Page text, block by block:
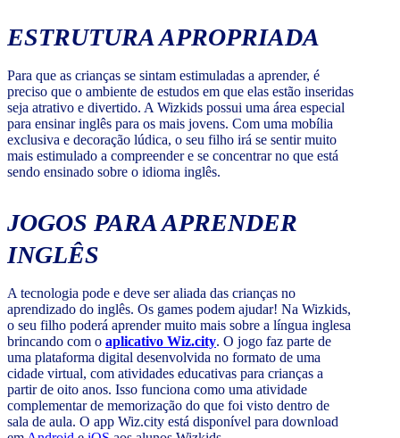
ESTRUTURA APROPRIADA
Para que as crianças se sintam estimuladas a aprender, é
preciso que o ambiente de estudos em que elas estão inseridas
seja atrativo e divertido. A Wizkids possui uma área especial
para ensinar inglês para os mais jovens. Com uma mobília
exclusiva e decoração lúdica, o seu filho irá se sentir muito
mais estimulado a compreender e se concentrar no que está
sendo ensinado sobre o idioma inglês.
JOGOS PARA APRENDER
INGLÊS
A tecnologia pode e deve ser aliada das crianças no
aprendizado do inglês. Os games podem ajudar! Na Wizkids,
o seu filho poderá aprender muito mais sobre a língua inglesa
brincando com o aplicativo Wiz.city. O jogo faz parte de
uma plataforma digital desenvolvida no formato de uma
cidade virtual, com atividades educativas para crianças a
partir de oito anos. Isso funciona como uma atividade
complementar de memorização do que foi visto dentro de
sala de aula. O app Wiz.city está disponível para download